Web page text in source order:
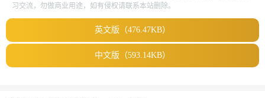
习交流，勿做商业用途，如有侵权请联系本站删除。
英文版（476.47KB）
中文版（593.14KB）